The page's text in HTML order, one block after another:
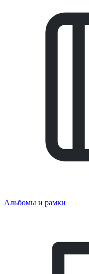
Альбомы и рамки